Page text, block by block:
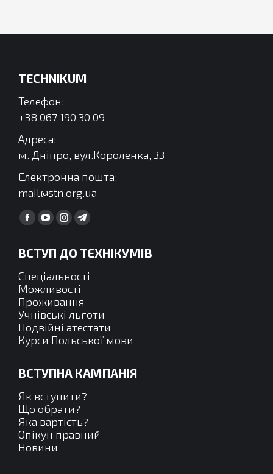
TECHNIKUM
Телефон:
+38 067 190 30 09
Адреса:
м. Дніпро, вул.Короленка, 33
Електронна пошта:
mail@stn.org.ua
Find us on:
Facebook
відкривається
у
новому
вікні
YouTube
відкривається
у
новому
вікні
Instagram
відкривається
у
новому
вікні
Telegram
відкривається
у
вікні
ВСТУП ДО ТЕХНІКУМІВ
Спеціальності
Можливості
Проживання
Учнівські льготи
Подвійні атестати
Курси Польської мови
ВСТУПНА КАМПАНІЯ
Як вступити?
Що обрати?
Яка вартість?
Опікун правний
Новини